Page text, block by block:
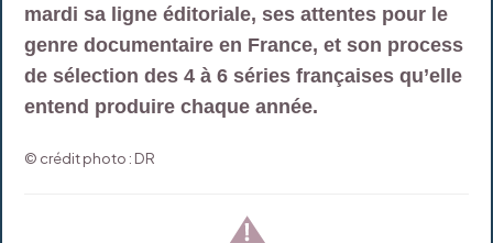
mardi sa ligne éditoriale, ses attentes pour le
genre documentaire en France, et son process
de sélection des 4 à 6 séries françaises qu’elle
entend produire chaque année.
© crédit photo : DR